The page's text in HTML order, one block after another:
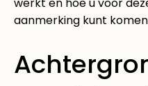
aanmerking kunt